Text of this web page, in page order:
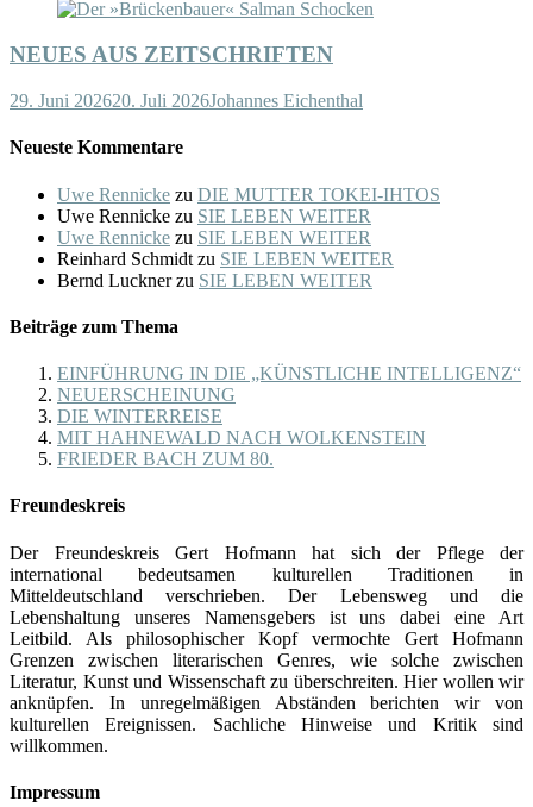
NEUES AUS ZEITSCHRIFTEN
29. Juni 202620. Juli 2026Johannes Eichenthal
Neueste Kommentare
Uwe Rennicke zu DIE MUTTER TOKEI-IHTOS
Uwe Rennicke zu SIE LEBEN WEITER
Uwe Rennicke zu SIE LEBEN WEITER
Reinhard Schmidt zu SIE LEBEN WEITER
Bernd Lucknerzu SIE LEBEN WEITER
Beiträge zum Thema
EINFÜHRUNG IN DIE „KÜNSTLICHE INTELLIGENZ“
NEUERSCHEINUNG
DIE WINTERREISE
MIT HAHNEWALD NACH WOLKENSTEIN
FRIEDER BACH ZUM 80.
Freundeskreis
Der Freundeskreis Gert Hofmann hat sich der Pflege der
international bedeutsamen kulturellen Traditionen in
Mitteldeutschland verschrieben. Der Lebensweg und die
Lebenshaltung unseres Namensgebers ist uns dabei eine Art
Leitbild. Als philosophischer Kopf vermochte Gert Hofmann
Grenzen zwischen literarischen Genres, wie solche zwischen
Literatur, Kunst und Wissenschaft zu überschreiten. Hier wollen wir
anknüpfen. In unregelmäßigen Abständen berichten wir von
kulturellen Ereignissen. Sachliche Hinweise und Kritik sind
willkommen.
Impressum